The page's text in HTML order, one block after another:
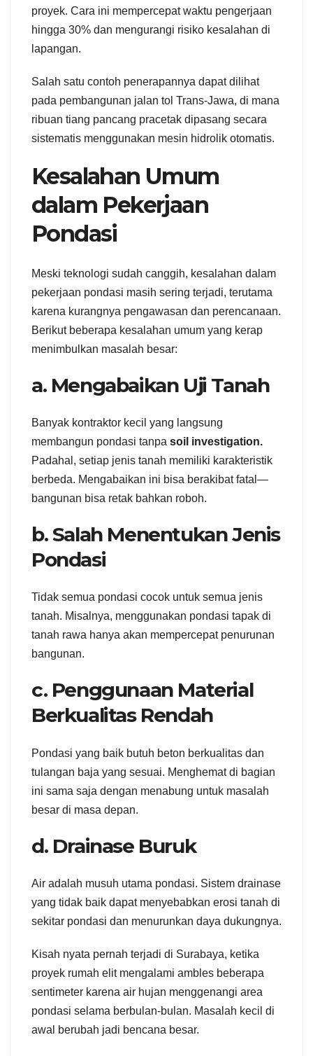
proyek. Cara ini mempercepat waktu pengerjaan
hingga 30% dan mengurangi risiko kesalahan di
lapangan.
Salah satu contoh penerapannya dapat dilihat
pada pembangunan jalan tol Trans-Jawa, di mana
ribuan tiang pancang pracetak dipasang secara
sistematis menggunakan mesin hidrolik otomatis.
Kesalahan Umum
dalam Pekerjaan
Pondasi
Meski teknologi sudah canggih, kesalahan dalam
pekerjaan pondasi masih sering terjadi, terutama
karena kurangnya pengawasan dan perencanaan.
Berikut beberapa kesalahan umum yang kerap
menimbulkan masalah besar:
a. Mengabaikan Uji Tanah
Banyak kontraktor kecil yang langsung
membangun pondasi tanpa soil investigation.
Padahal, setiap jenis tanah memiliki karakteristik
berbeda. Mengabaikan ini bisa berakibat fatal—
bangunan bisa retak bahkan roboh.
b. Salah Menentukan Jenis
Pondasi
Tidak semua pondasi cocok untuk semua jenis
tanah. Misalnya, menggunakan pondasi tapak di
tanah rawa hanya akan mempercepat penurunan
bangunan.
c. Penggunaan Material
Berkualitas Rendah
Pondasi yang baik butuh beton berkualitas dan
tulangan baja yang sesuai. Menghemat di bagian
ini sama saja dengan menabung untuk masalah
besar di masa depan.
d. Drainase Buruk
Air adalah musuh utama pondasi. Sistem drainase
yang tidak baik dapat menyebabkan erosi tanah di
sekitar pondasi dan menurunkan daya dukungnya.
Kisah nyata pernah terjadi di Surabaya, ketika
proyek rumah elit mengalami ambles beberapa
sentimeter karena air hujan menggenangi area
pondasi selama berbulan-bulan. Masalah kecil di
awal berubah jadi bencana besar.